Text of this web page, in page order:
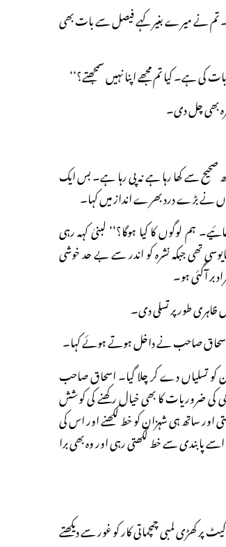
تم نے میرے بغیر کہے فیصل سے بات بھی
کی ہے۔ کیا تم مجھے اپنا نہیں سمجھتے؟‘‘
بھی چل دی۔
صحیح سے کھا رہا ہے نہ پی رہا ہے۔ بس ایک
نے بڑے درد بھرے انداز میں کہا۔
ہم لوگوں کا کیا ہوگا؟‘‘ لبنیٰ کہہ رہی
تھی جبکہ نشرہ کو اندر سے بے حد خوشی
بر آگئی ہو۔
طور پر تسلی دی۔
اسحاق صاحب نے داخل ہوتے ہوئے کہا۔
کو تسلیاں دے کر چلا گیا۔ اسحاق صاحب
کی ضروریات کا بھی خیال رکھنے کی کوشش
اور ساتھ ہی شہزان کو خط لکھنے اور اس کی
پابندی سے خط لکھتی رہی اور وہ بھی برا
کھڑی لمبی چمچماتی کار کو غور سے دیکھتے